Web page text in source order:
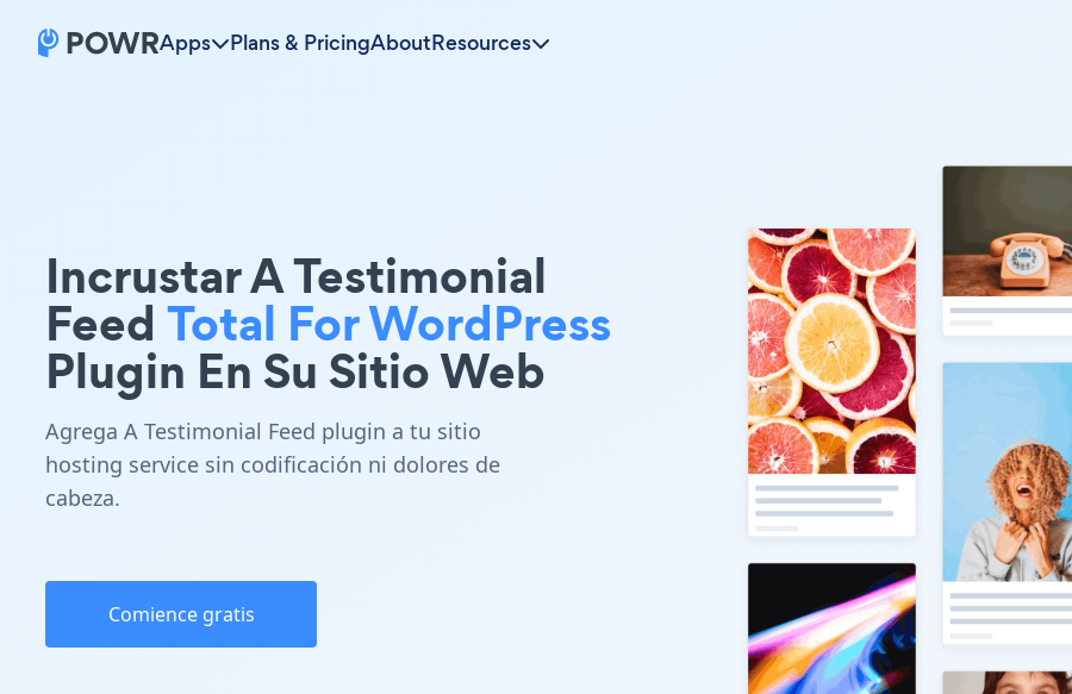
Apps Plans & PricingAboutResources
Incrustar A Testimonial
Feed Total For WordPress
Plugin En Su Sitio Web
Agrega A Testimonial Feed plugin a tu sitio
hosting service sin codificación ni dolores de
cabeza.
Comience gratis